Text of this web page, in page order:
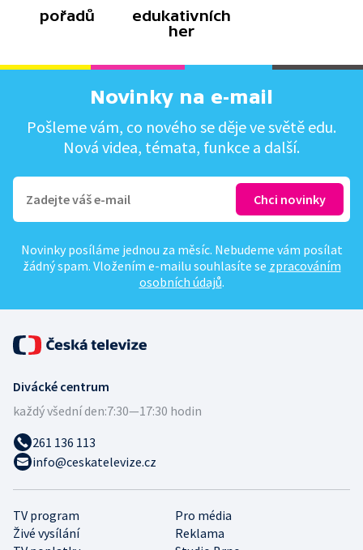
pořadů
edukativních
her
Novinky na e-mail
Pošleme vám, co nového se děje ve světě edu.
Nová videa, témata, funkce a další.
Novinky posíláme jednou za měsíc. Nebudeme vám posílat
žádný spam. Vložením e-mailu souhlasíte se zpracováním
osobních údajů.